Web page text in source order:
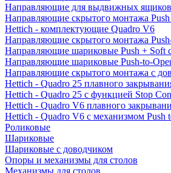
Направляющие для выдвижных ящиков
Направляющие скрытого монтажа
Hettich - комплектующие Quadro V6
Направляющие скрытого монтажа
Направляющие шариковые Push + Soft
Направляющие шариковые Push-to-
Направляющие скрытого монтажа с
Hettich - Quadro 25 плавного
Hettich - Quadro 25 с функцией Stop
Hettich - Quadro V6 плавного
Hettich - Quadro V6 с механизмом Push
Роликовые
Шариковые
Шариковые с доводчиком
Опоры и механизмы для столов
Механизмы для столов